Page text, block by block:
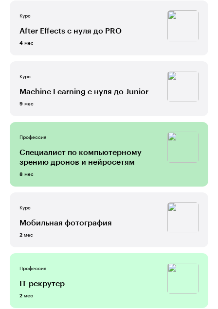
Курс
After Effects с нуля до PRO
4 мес
Курс
Machine Learning с нуля до Junior
9 мес
Профессия
Специалист по компьютерному
зрению дронов и нейросетям
8 мес
Курс
Мобильная фотография
2 мес
Профессия
IT-рекрутер
2 мес